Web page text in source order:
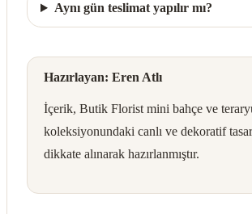
Aynı gün teslimat yapılır mı?
Hazırlayan: Eren Atlı
İçerik, Butik Florist mini bahçe ve
koleksiyonundaki canlı ve dekoratif
dikkate alınarak hazırlanmıştır.